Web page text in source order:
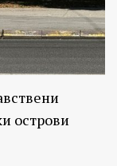
острови